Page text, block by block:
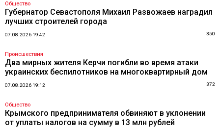
Общество
Губернатор Севастополя Михаил Развожаев наградил
лучших строителей города
07.08.2026 19:42 350
Происшествия
Два мирных жителя Керчи погибли во время атаки
украинских беспилотников на многоквартирный дом
07.08.2026 19:12 372
Общество
Крымского предпринимателя обвиняют в уклонении
от уплаты налогов на сумму в 13 млн рублей